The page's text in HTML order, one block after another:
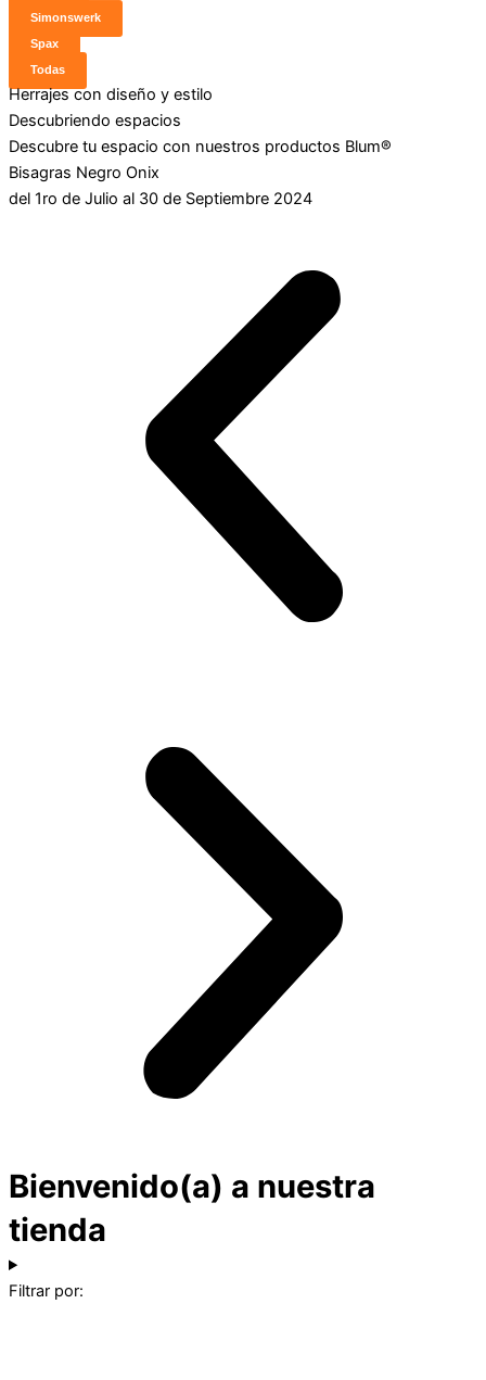
Simonswerk
Spax
Todas
Herrajes con diseño y estilo
Descubriendo espacios
Descubre tu espacio con nuestros productos Blum®
Bisagras Negro Onix
del 1ro de Julio al 30 de Septiembre 2024
Bienvenido(a) a nuestra
tienda
Filtrar por: